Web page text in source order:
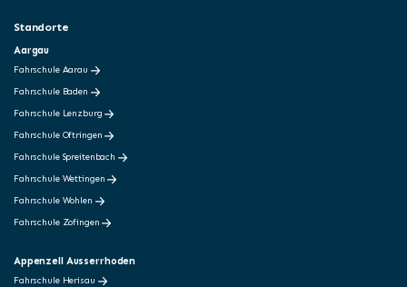
Standorte
Aargau
Fahrschule Aarau
Fahrschule Baden
Fahrschule Lenzburg
Fahrschule Oftringen
Fahrschule Spreitenbach
Fahrschule Wettingen
Fahrschule Wohlen
Fahrschule Zofingen
Appenzell Ausserrhoden
Fahrschule Herisau